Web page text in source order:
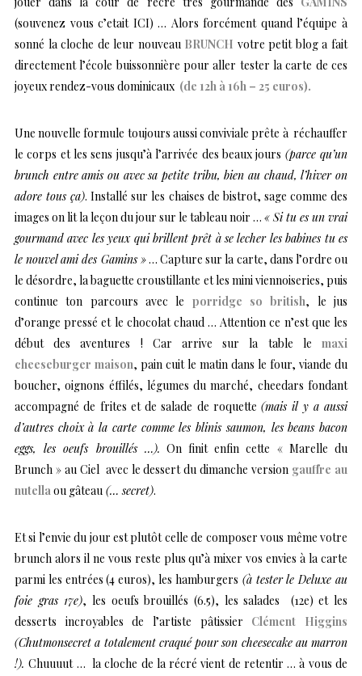
(souvenez vous c’etait ICI) … Alors forcément quand l’équipe à
sonné la cloche de leur nouveau BRUNCH votre petit blog a fait
directement l’école buissonnière pour aller tester la carte de ces
joyeux rendez-vous dominicaux (de 12h à 16h – 25 euros).
Une nouvelle formule toujours aussi conviviale prête à réchauffer
le corps et les sens jusqu’à l’arrivée des beaux jours (parce qu’un
brunch entre amis ou avec sa petite tribu, bien au chaud, l’hiver on
adore tous ça). Installé sur les chaises de bistrot, sage comme des
images on lit la leçon du jour sur le tableau noir … « Si tu es un vrai
gourmand avec les yeux qui brillent prêt à se lecher les babines tu es
le nouvel ami des Gamins »… Capture sur la carte, dans l’ordre ou
le désordre, la baguette croustillante et les mini viennoiseries, puis
continue ton parcours avec le porridge so british, le jus
d’orange pressé et le chocolat chaud … Attention ce n’est que les
début des aventures ! Car arrive sur la table le maxi
cheeseburger maison, pain cuit le matin dans le four, viande du
boucher, oignons éffilés, légumes du marché, cheedars fondant
accompagné de frites et de salade de roquette (mais il y a aussi
d’autres choix à la carte comme les blinis saumon, les beans bacon
eggs, les oeufs brouillés …). On finit enfin cette « Marelle du
Brunch » au Ciel avec le dessert du dimanche version gauffre au
nutellaou gâteau (… secret).
Et si l’envie du jour est plutôt celle de composer vous même votre
brunch alors il ne vous reste plus qu’à mixer vos envies à la carte
parmi les entrées (4 euros), les hamburgers (à tester le Deluxe au
foie gras 17e), les oeufs brouillés (6.5), les salades (12e) et les
desserts incroyables de l’artiste pâtissier Clément Higgins
(Chutmonsecret a totalement craqué pour son cheesecake au marron
!).Chuuuut … la cloche de la récré vient de retentir … à vous de